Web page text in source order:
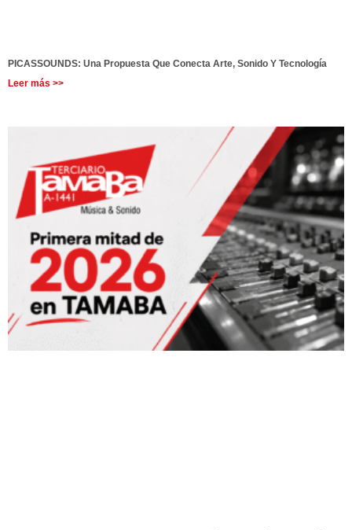
PICASSOUNDS: Una Propuesta Que Conecta Arte, Sonido Y Tecnología
Leer más >>